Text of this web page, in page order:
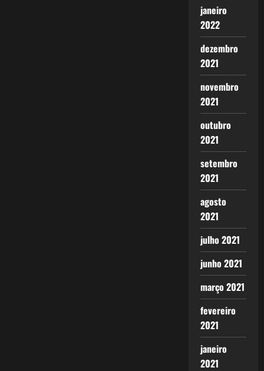
janeiro
2022
dezembro
2021
novembro
2021
outubro
2021
setembro
2021
agosto
2021
julho 2021
junho 2021
março 2021
fevereiro
2021
janeiro
2021